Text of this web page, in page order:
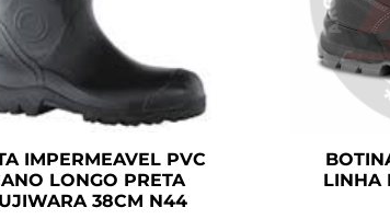
IMPERMEAVEL PVC
LONGO PRETA
38CM N44
LINHA